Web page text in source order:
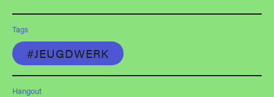
Tags
#JEUGDWERK
Hangout